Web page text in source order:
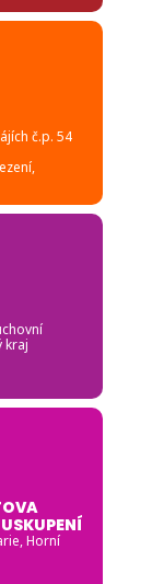
č.p. 54
kraj
Horní